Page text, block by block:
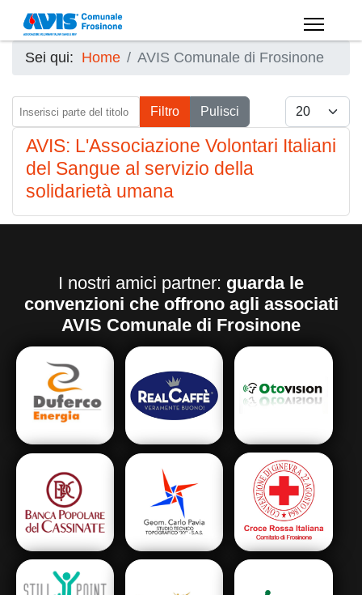
Sei qui: Home AVIS Comunale di Frosinone
Inserisci parte del titoloFiltro Pulisci Visualizza #
AVIS: L'Associazione Volontari Italiani
del Sangue al servizio della
solidarietà umana
I nostri amici partner: guarda le
convenzioni che offrono agli associati
AVIS Comunale di Frosinone